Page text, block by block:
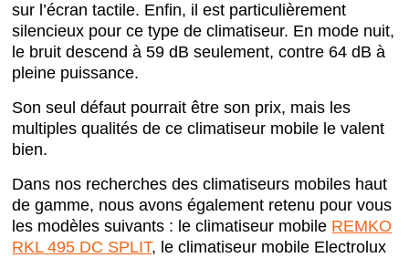
sur l’écran tactile. Enfin, il est particulièrement
silencieux pour ce type de climatiseur. En mode nuit,
le bruit descend à 59 dB seulement, contre 64 dB à
pleine puissance.
Son seul défaut pourrait être son prix, mais les
multiples qualités de ce climatiseur mobile le valent
bien.
Dans nos recherches des climatiseurs mobiles haut
de gamme, nous avons également retenu pour vous
les modèles suivants : le climatiseur mobile REMKO
RKL 495 DC SPLIT, le climatiseur mobile Electrolux